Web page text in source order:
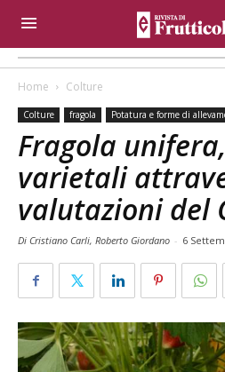
Home Colture
Colture fragola Potatura e forme di
Fragola
varietali
valutazioni del
Di Cristiano Carli, Roberto Giordano - 6